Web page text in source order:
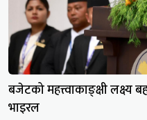
बजेटको महत्त्वाकाङ्क्षी लक्ष्य
भाइरल